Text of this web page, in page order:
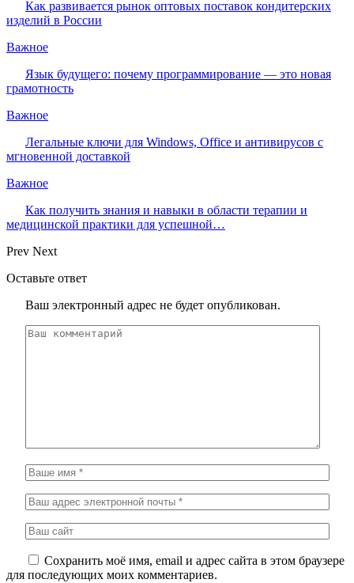
Как развивается рынок оптовых поставок кондитерских
изделий в России
Важное
Язык будущего: почему программирование — это новая
грамотность
Важное
Легальные ключи для Windows, Office и антивирусов с
мгновенной доставкой
Важное
Как получить знания и навыки в области терапии и
медицинской практики для успешной…
Prev Next
Оставьте ответ
Ваш электронный адрес не будет опубликован.
Сохранить моё имя, email и адрес сайта в этом браузере
для последующих моих комментариев.